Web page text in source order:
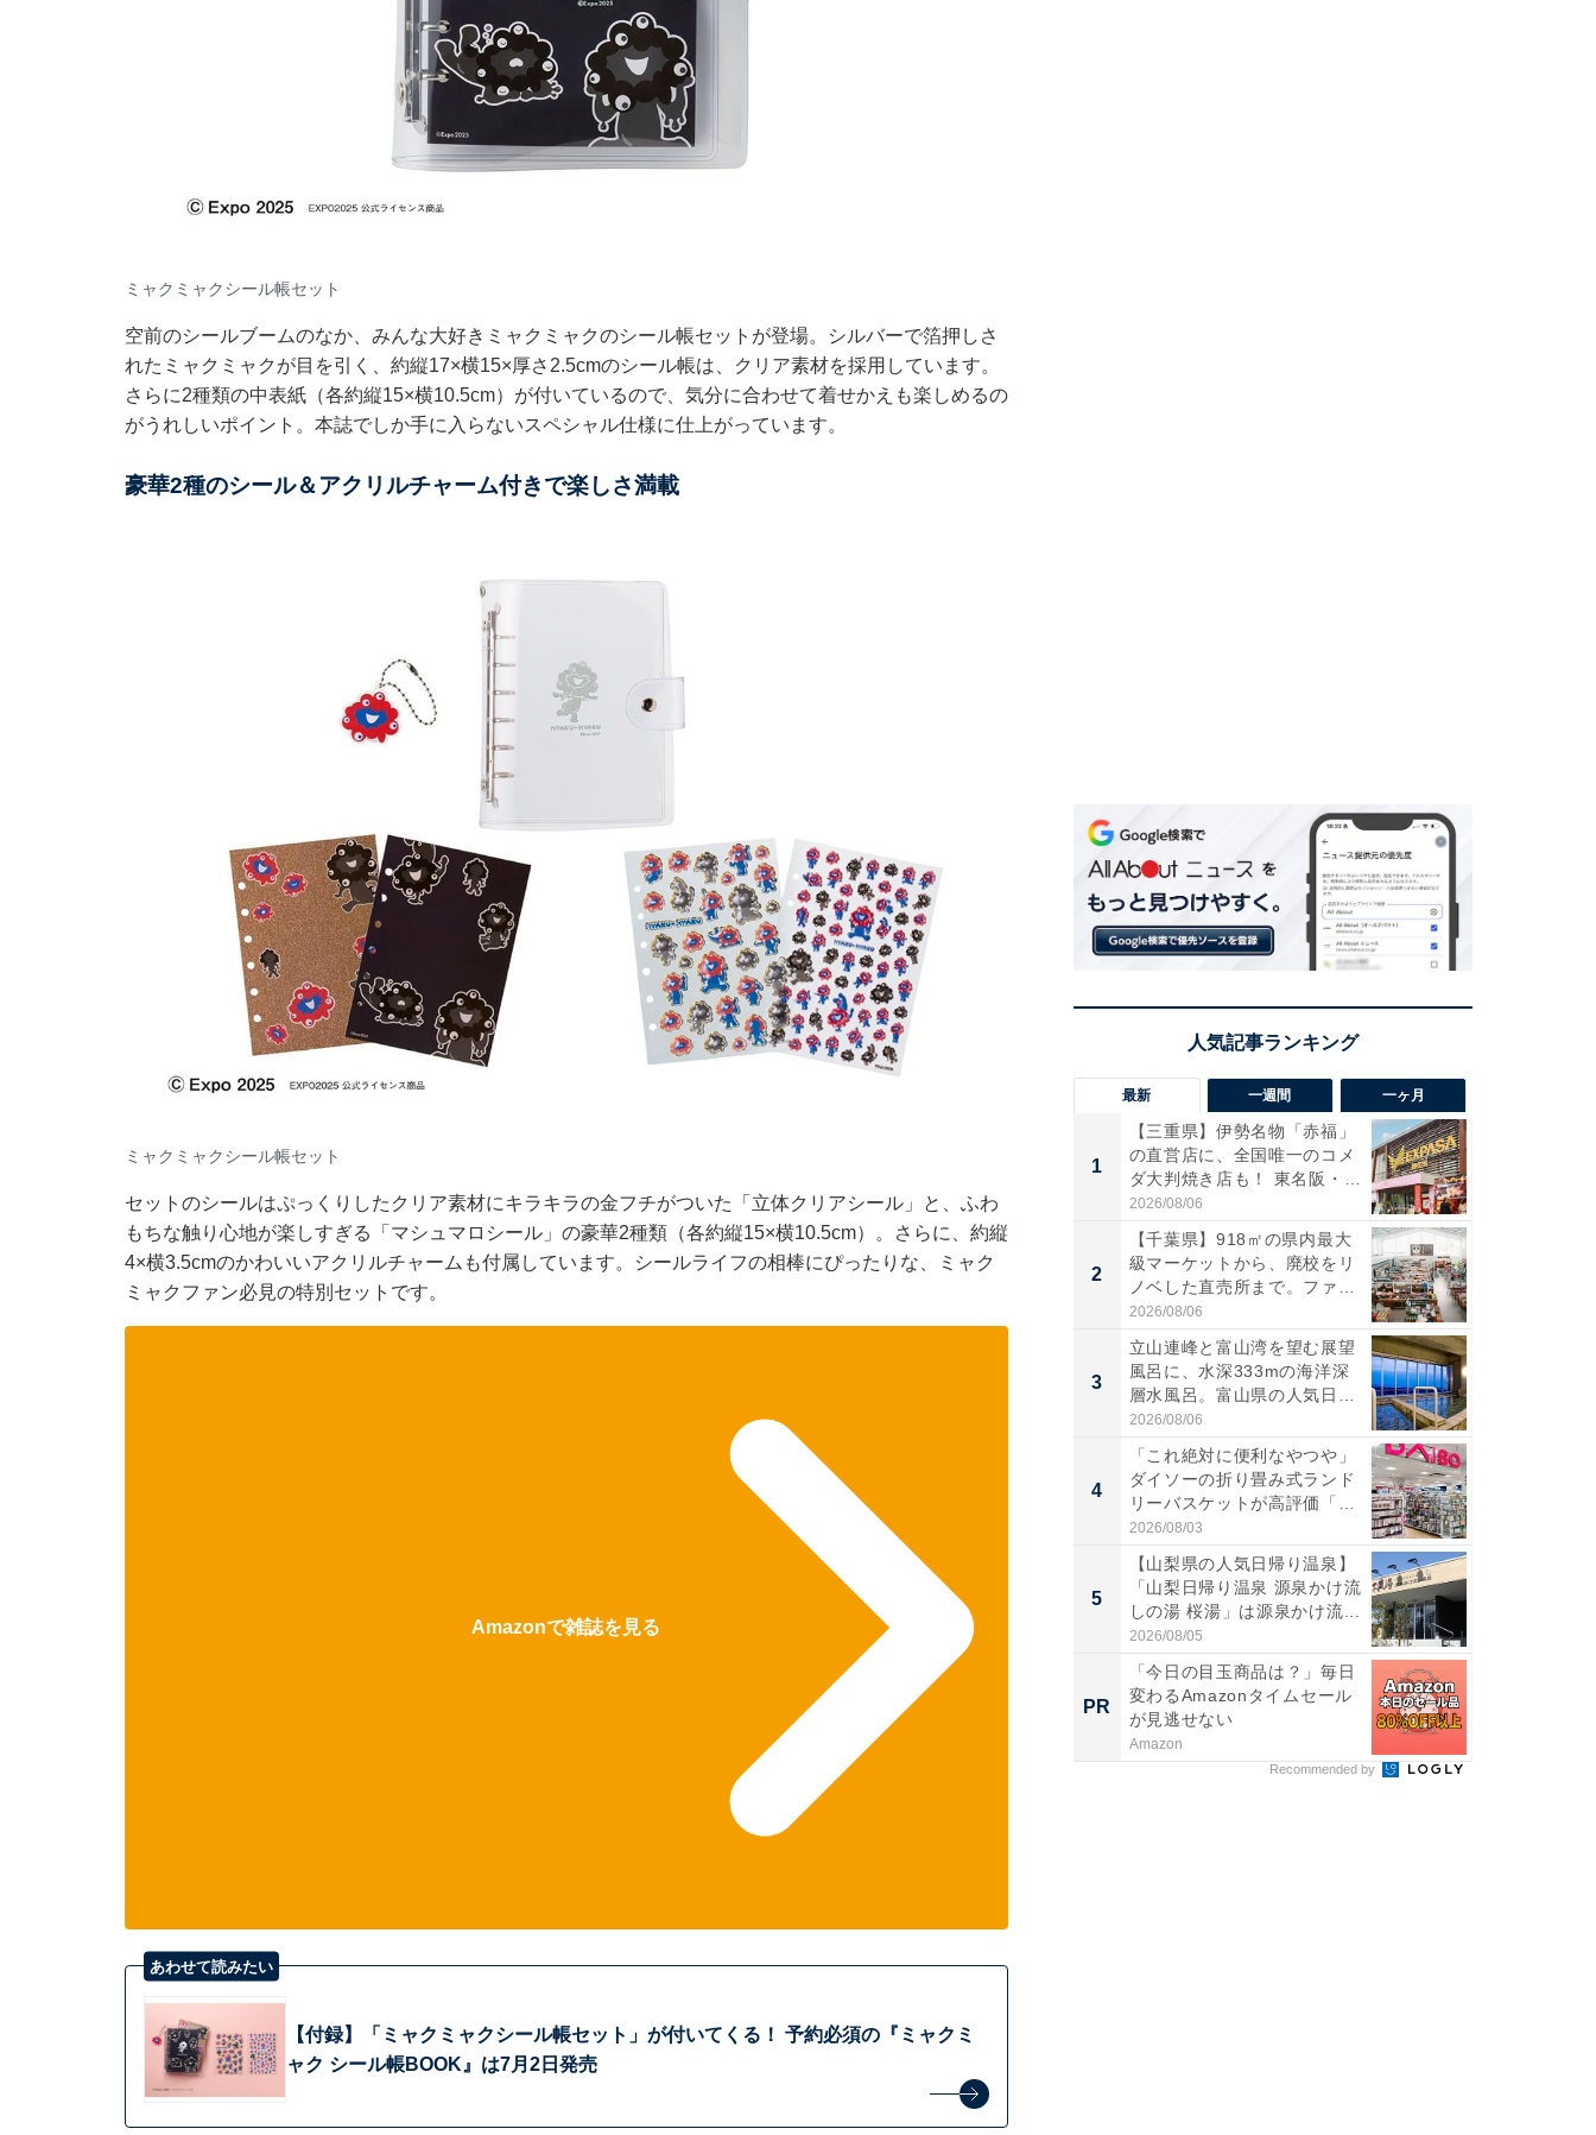
ミャクミャクシール帳セット
空前のシールブームのなか、みんな大好きミャクミャクのシール帳セットが登場。シルバーで箔押しさ
れたミャクミャクが目を引く、約縦17×横15×厚さ2.5cmのシール帳は、クリア素材を採用しています。
さらに2種類の中表紙（各約縦15×横10.5cm）が付いているので、気分に合わせて着せかえも楽しめるの
がうれしいポイント。本誌でしか手に入らないスペシャル仕様に仕上がっています。
豪華2種のシール＆アクリルチャーム付きで楽しさ満載
ミャクミャクシール帳セット
セットのシールはぷっくりしたクリア素材にキラキラの金フチがついた「立体クリアシール」と、ふわ
もちな触り心地が楽しすぎる「マシュマロシール」の豪華2種類（各約縦15×横10.5cm）。さらに、約縦
4×横3.5cmのかわいいアクリルチャームも付属しています。シールライフの相棒にぴったりな、ミャク
ミャクファン必見の特別セットです。
Amazonで雑誌を見る
あわせて読みたい
【付録】「ミャクミャクシール帳セット」が付いてくる！ 予約必須の『ミャクミ
ャク シール帳BOOK』は7月2日発売
最新 一週間 一ヶ月
1
【三重県】伊勢名物「赤福」
の直営店に、全国唯一のコメ
ダ大判焼き店も！ 東名阪・
伊...
2026/08/06
2
【千葉県】918㎡の県内最大
級マーケットから、廃校をリ
ノベした直売所まで。ファ
ー...
2026/08/06
3
立山連峰と富山湾を望む展望
風呂に、水深333mの海洋深
層水風呂。富山県の人気日
帰...
2026/08/06
4
「これ絶対に便利なやつや」
ダイソーの折り畳み式ランド
リーバスケットが高評価「使
わ...
2026/08/03
5
【山梨県の人気日帰り温泉】
「山梨日帰り温泉 源泉かけ流
しの湯 桜湯」は源泉かけ流...
2026/08/05
PR
「今日の目玉商品は？」毎日
変わるAmazonタイムセール
が見逃せない
Amazon
Recommended by